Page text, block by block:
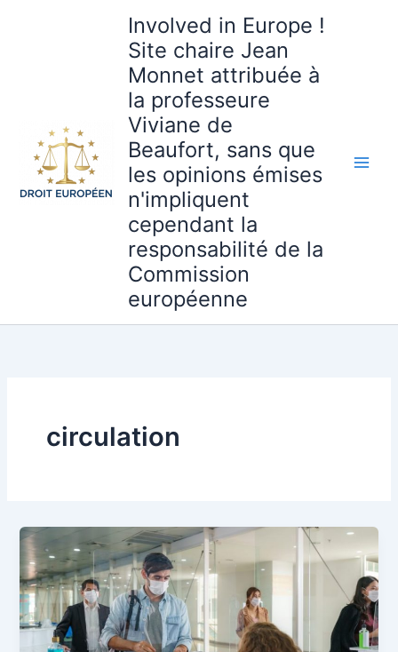
Involved in Europe !
Site chaire Jean
Monnet attribuée à
la professeure
Viviane de
Beaufort, sans que
les opinions émises
n'impliquent
cependant la
responsabilité de la
Commission
européenne
circulation